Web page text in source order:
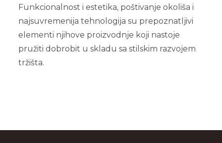
Funkcionalnost i estetika, poštivanje okoliša i
najsuvremenija tehnologija su prepoznatljivi
elementi njihove proizvodnje koji nastoje
pružiti dobrobit u skladu sa stilskim razvojem
tržišta.